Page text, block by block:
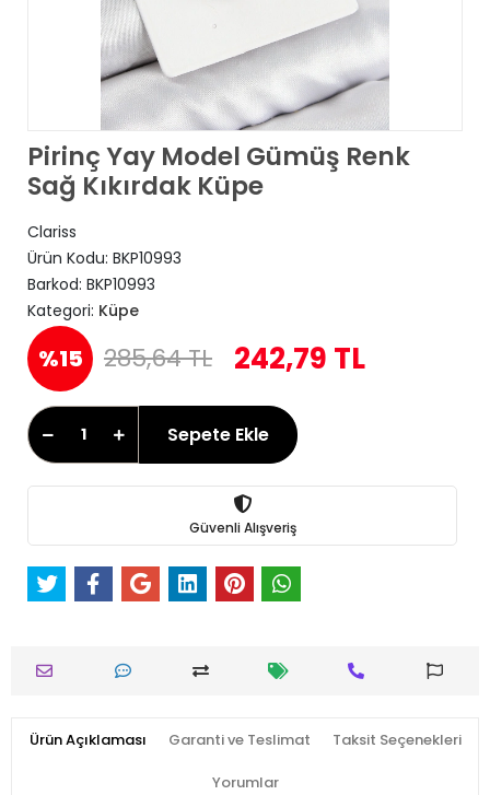
Pirinç Yay Model Gümüş Renk
Sağ Kıkırdak Küpe
Clariss
Ürün Kodu: BKP10993
Barkod: BKP10993
Kategori: Küpe
%15 285,64 TL 242,79 TL
Sepete Ekle
Güvenli Alışveriş
Ürün Açıklaması Garanti ve Teslimat Taksit Seçenekleri
Yorumlar